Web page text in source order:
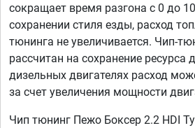
сокращает время разгона с 0 до
сохранении стиля езды, расход
тюнинга не увеличивается. Чип-
рассчитан на сохранение ресурса
дизельных двигателях расход
за счет увеличения мощности
Чип тюнинг Пежо Боксер 2.2 HDI